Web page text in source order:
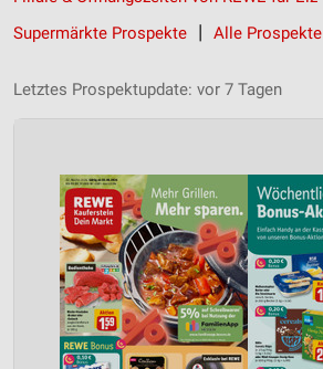
Supermärkte Prospekte
Alle Prospekte
Letztes Prospektupdate: vor 7 Tagen